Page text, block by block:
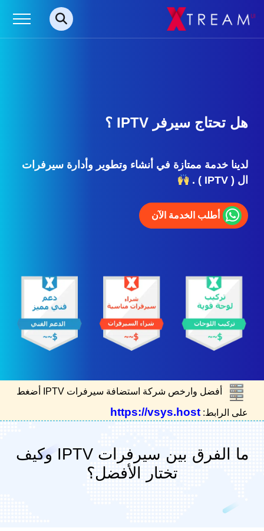
هل تحتاج سيرفر IPTV ؟
لدينا خدمة ممتازة في أنشاء وتطوير وأدارة سيرفرات
ال ( IPTV ) .
أطلب الخدمة الآن
أفضل وارخص شركة استضافة سيرفرات IPTV أضغط
على الرابط: https://vsys.host
ما الفرق بين سيرفرات IPTV وكيف
تختار الأفضل؟